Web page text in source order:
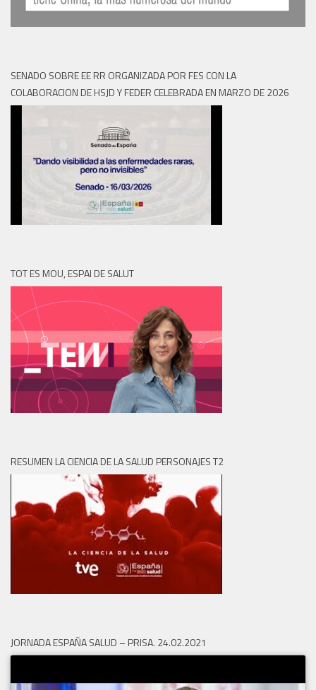
SENADO SOBRE EE RR ORGANIZADA POR FES CON LA
COLABORACION DE HSJD Y FEDER CELEBRADA EN MARZO DE 2026
TOT ES MOU, ESPAI DE SALUT
RESUMEN LA CIENCIA DE LA SALUD PERSONAJES T2
JORNADA ESPAÑA SALUD – PRISA. 24.02.2021